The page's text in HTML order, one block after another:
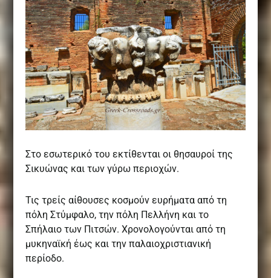
Στο εσωτερικό του εκτίθενται οι θησαυροί της
Σικυώνας και των γύρω περιοχών.
Τις τρείς αίθουσες κοσμούν ευρήματα από τη
πόλη Στύμφαλο, την πόλη Πελλήνη και το
Σπήλαιο των Πιτσών. Χρονολογούνται από τη
μυκηναϊκή έως και την παλαιοχριστιανική
περίοδο.